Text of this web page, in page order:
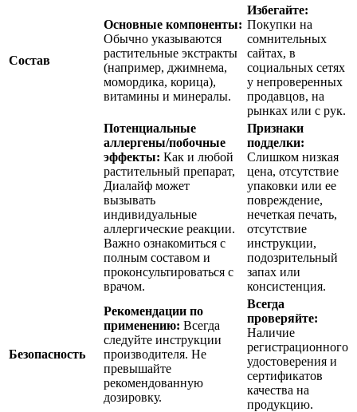
Состав
Основные компоненты:
Обычно указываются
растительные экстракты
(например, джимнема,
момордика, корица),
витамины и минералы.
Избегайте:
Покупки на
сомнительных
сайтах, в
социальных сетях
у непроверенных
продавцов, на
рынках или с рук.
Потенциальные
аллергены/побочные
эффекты: Как и любой
растительный препарат,
Диалайф может
вызывать
индивидуальные
аллергические реакции.
Важно ознакомиться с
полным составом и
проконсультироваться с
врачом.
Признаки
подделки:
Слишком низкая
цена, отсутствие
упаковки или ее
повреждение,
нечеткая печать,
отсутствие
инструкции,
подозрительный
запах или
консистенция.
Безопасность
Рекомендации по
применению: Всегда
следуйте инструкции
производителя. Не
превышайте
рекомендованную
дозировку.
Всегда
проверяйте:
Наличие
регистрационного
удостоверения и
сертификатов
качества на
продукцию.